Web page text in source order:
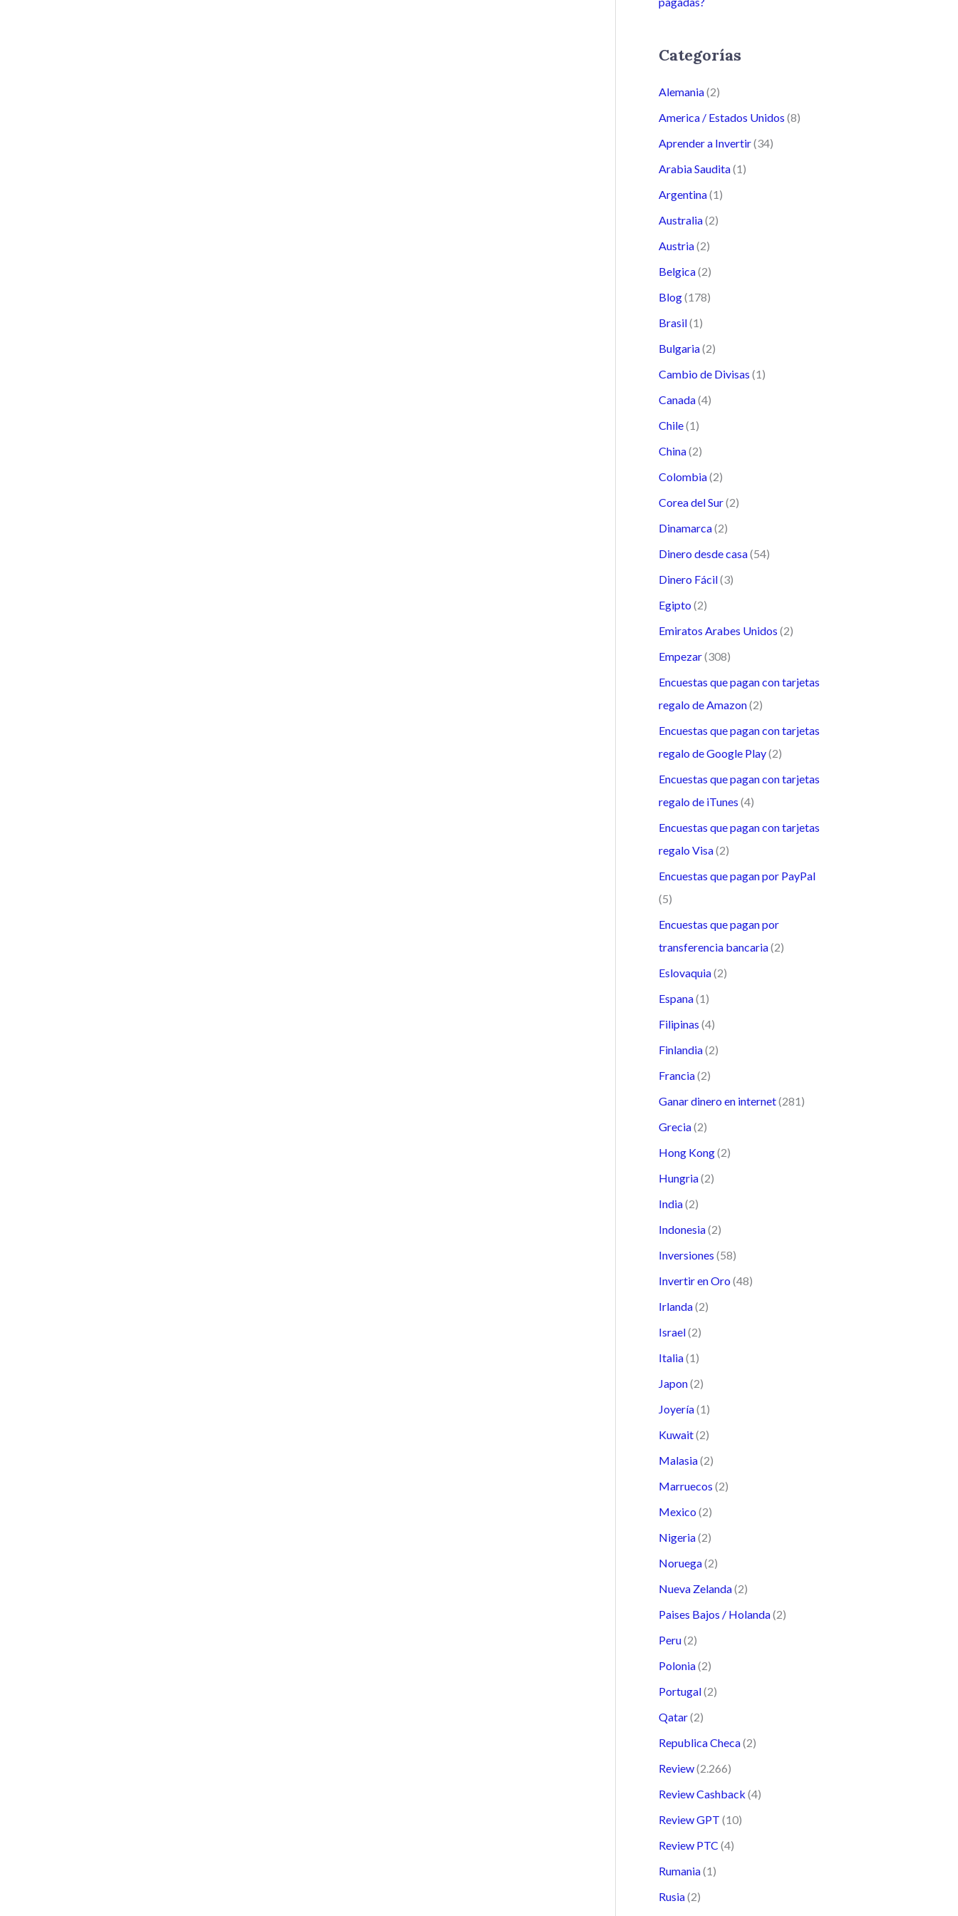
Categorías
Alemania(2)
America / Estados Unidos (8)
Aprender a Invertir(34)
Arabia Saudita(1)
Argentina(1)
Australia(2)
Austria(2)
Belgica(2)
Blog(178)
Brasil(1)
Bulgaria(2)
Cambio de Divisas (1)
Canada(4)
Chile(1)
China(2)
Colombia(2)
Corea del Sur(2)
Dinamarca(2)
Dinero desde casa(54)
Dinero Fácil(3)
Egipto (2)
Emiratos Arabes Unidos (2)
Empezar(308)
Encuestas que pagan con tarjetas
regalo de Amazon(2)
Encuestas que pagan con tarjetas
regalo de Google Play(2)
Encuestas que pagan con tarjetas
regalo de iTunes (4)
Encuestas que pagan con tarjetas
regalo Visa(2)
Encuestas que pagan por PayPal
(5)
Encuestas que pagan por
transferencia bancaria(2)
Eslovaquia(2)
Espana(1)
Filipinas (4)
Finlandia(2)
Francia(2)
Ganar dinero en internet(281)
Grecia(2)
Hong Kong(2)
Hungria(2)
India(2)
Indonesia(2)
Inversiones (58)
Invertir en Oro (48)
Irlanda(2)
Israel(2)
Italia(1)
Japon(2)
Joyería(1)
Kuwait(2)
Malasia(2)
Marruecos (2)
Mexico (2)
Nigeria(2)
Noruega(2)
Nueva Zelanda(2)
Paises Bajos / Holanda(2)
Peru(2)
Polonia(2)
Portugal(2)
Qatar(2)
Republica Checa(2)
Review(2.266)
Review Cashback (4)
Review GPT (10)
Review PTC (4)
Rumania(1)
Rusia(2)